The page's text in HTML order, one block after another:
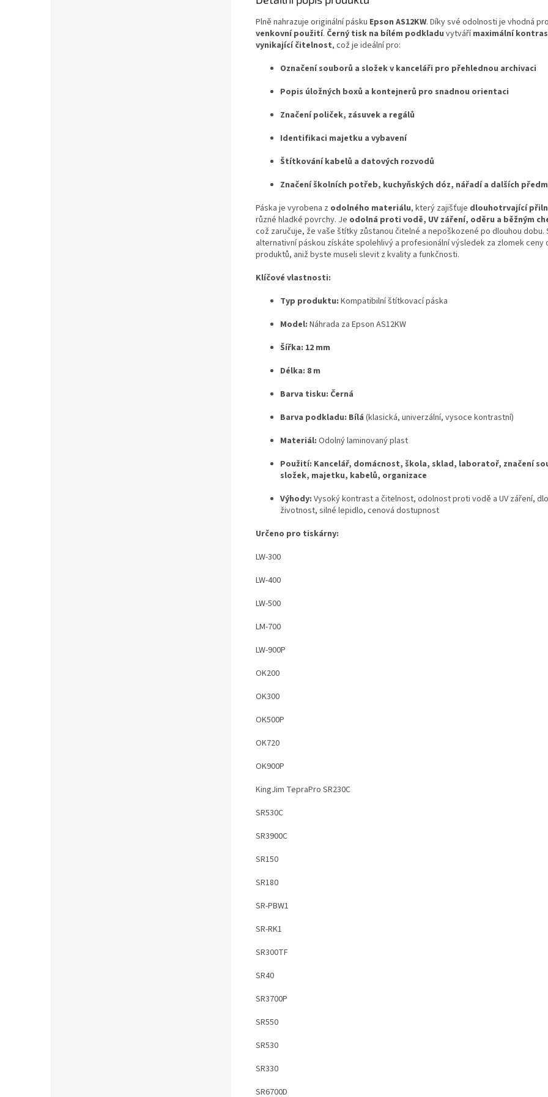
Plně nahrazuje originální pásku Epson AS12KW. Díky své odolnosti je vhodná pro
venkovní použití. Černý tisk na bílém podkladu vytvářímaximální
vynikající čitelnost, což je ideální pro:
Označení souborů a složek v kanceláři pro přehlednou archivaci
Popis úložných boxů a kontejnerů pro snadnou orientaci
Značení poliček, zásuvek a regálů
Identifikaci majetku a vybavení
Štítkování kabelů a datových rozvodů
Značení školních potřeb, kuchyňských dóz, nářadí a dalších
Páska je vyrobena z odolného materiálu, který zajišťuje dlouhotrvající
různé hladké povrchy. Je odolná proti vodě, UV záření, oděru a běžným
což zaručuje, že vaše štítky zůstanou čitelné a nepoškozené po dlouhou dobu.
alternativní páskou získáte spolehlivý a profesionální výsledek za zlomek ceny
produktů, aniž byste museli slevit z kvality a funkčnosti.
Klíčové vlastnosti:
Typ produktu: Kompatibilní štítkovací páska
Model: Náhrada za Epson AS12KW
Šířka: 12 mm
Délka: 8 m
Barva tisku: Černá
Barva podkladu: Bílá (klasická, univerzální, vysoce kontrastní)
Materiál: Odolný laminovaný plast
Použití: Kancelář, domácnost, škola, sklad, laboratoř, značení
složek, majetku, kabelů, organizace
Výhody: Vysoký kontrast a čitelnost, odolnost proti vodě a UV záření,
životnost, silné lepidlo, cenová dostupnost
Určeno pro tiskárny:
LW-300
LW-400
LW-500
LM-700
LW-900P
OK200
OK300
OK500P
OK720
OK900P
KingJim TepraPro SR230C
SR530C
SR3900C
SR150
SR180
SR-PBW1
SR-RK1
SR300TF
SR40
SR3700P
SR550
SR530
SR330
SR6700D